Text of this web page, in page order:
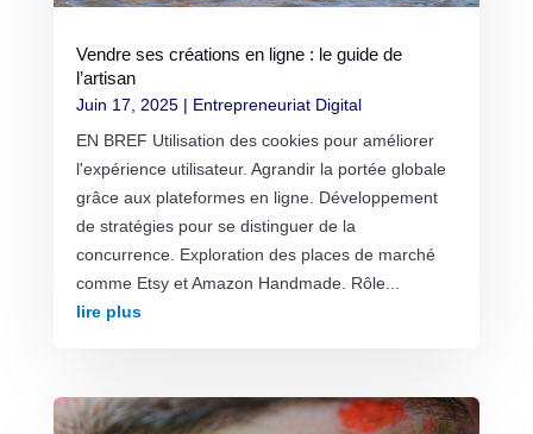
Vendre ses créations en ligne : le guide de
l’artisan
Juin 17, 2025| Entrepreneuriat Digital
EN BREF Utilisation des cookies pour améliorer
l'expérience utilisateur. Agrandir la portée globale
grâce aux plateformes en ligne. Développement
de stratégies pour se distinguer de la
concurrence. Exploration des places de marché
comme Etsy et Amazon Handmade. Rôle...
lire plus